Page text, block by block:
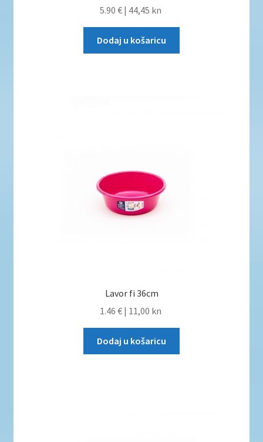
5.90 € | 44,45 kn
Dodaj u košaricu
Lavor fi 36cm
1.46 € | 11,00 kn
Dodaj u košaricu